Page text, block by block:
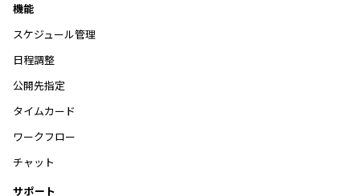
機能
スケジュール管理
日程調整
公開先指定
タイムカード
ワークフロー
チャット
サポート